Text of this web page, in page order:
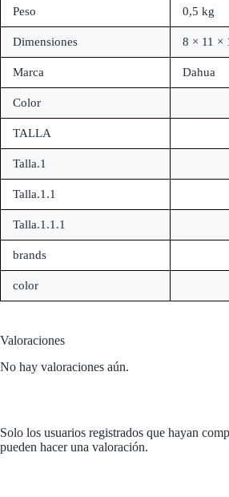
Peso 0,5 kg
Dimensiones 8 × 11 ×
Marca Dahua
Color
TALLA
Talla.1
Talla.1.1
Talla.1.1.1
brands
color
Valoraciones
No hay valoraciones aún.
Solo los usuarios registrados que hayan
pueden hacer una valoración.